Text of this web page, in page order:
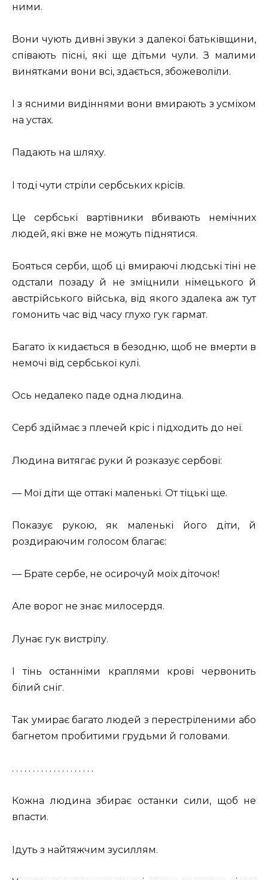
ними.
Вони чують дивні звуки з далекої батьківщини,
співають пісні, які ще дітьми чули. З малими
винятками вони всі, здається, збожеволіли.
І з ясними видіннями вони вмирають з усміхом
на устах.
Падають на шляху.
І тоді чути стріли сербських крісів.
Це сербські вартівники вбивають немічних
людей, які вже не можуть піднятися.
Бояться серби, щоб ці вмираючі людські тіні не
одстали позаду й не зміцнили німецького й
австрійського війська, від якого здалека аж тут
гомонить час від часу глухо гук гармат.
Багато їх кидається в безодню, щоб не вмерти в
немочі від сербської кулі.
Ось недалеко паде одна людина.
Серб здіймає з плечей кріс і підходить до неї.
Людина витягає руки й розказує сербові:
— Мої діти ще оттакі маленькі. От тіцькі ще.
Показує рукою, як маленькі його діти, й
роздираючим голосом благає:
— Брате сербе, не осирочуй моїх діточок!
Але ворог не знає милосердя.
Лунає гук вистрілу.
І тінь останніми краплями крові червонить
білий сніг.
Так умирає багато людей з перестріленими або
багнетом пробитими грудьми й головами.
. . . . . . . . . . . . . . . . . . . .
Кожна людина збирає останки сили, щоб не
впасти.
Ідуть з найтяжчим зусиллям.